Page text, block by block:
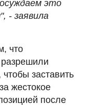
это
- заявила
что
заставить
жестокое
после